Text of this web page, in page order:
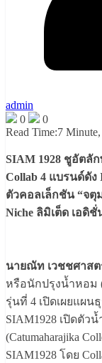
admin
0
0
Read Time:7
SIAM 1928 ชูอัตลั
Collab 4 แบรนด์ดัง
ตัวคอลเล็กชัน “จตุ
Niche ลิมิเต็ด เอดิ
นายณัท เวชชศาสต
หรือนักปรุงน้ำหอม
รุ่นที่ 4 เปิดเผยแผน
SIAM1928 เปิดตั
(Catumaharajika
SIAM1928 โดย